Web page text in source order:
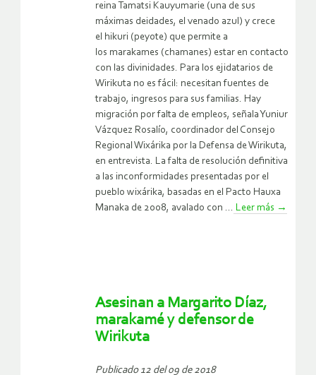
reina Tamatsi Kauyumarie (una de sus
máximas deidades, el venado azul) y crece
el hikuri (peyote) que permite a
los marakames (chamanes) estar en contacto
con las divinidades. Para los ejidatarios de
Wirikuta no es fácil: necesitan fuentes de
trabajo, ingresos para sus familias. Hay
migración por falta de empleos, señala Yuniur
Vázquez Rosalío, coordinador del Consejo
Regional Wixárika por la Defensa de Wirikuta,
en entrevista. La falta de resolución definitiva
a las inconformidades presentadas por el
pueblo wixárika, basadas en el Pacto Hauxa
Manaka de 2008, avalado con ... Leer más →
Asesinan a Margarito Díaz,
marakamé y defensor de
Wirikuta
Publicado 12 del 09 de 2018